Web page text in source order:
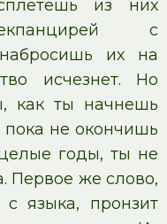
из них
с
их на
исчезнет. Но
как ты начнешь
пока не окончишь
годы, ты не
Первое же слово,
с языка, пронзит